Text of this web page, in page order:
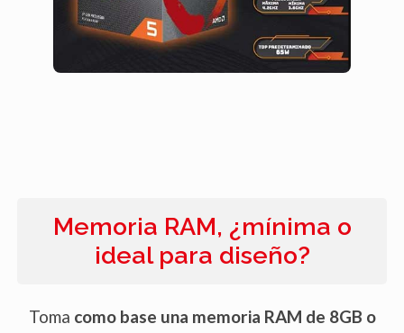
Memoria RAM, ¿mínima o
ideal para diseño?
Toma como base una memoria RAM de 8GB o